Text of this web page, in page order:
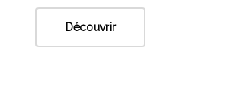
Découvrir